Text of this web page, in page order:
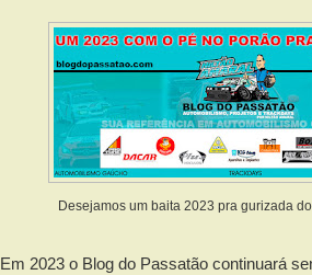
Desejamos um baita 2023 pra gurizada
Em 2023 o Blog do Passatão continuará